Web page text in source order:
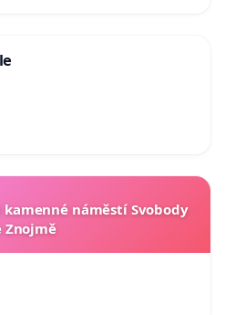
náměstí Svobody
Znojmě